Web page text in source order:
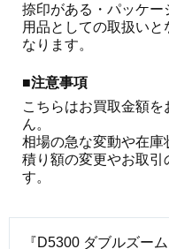
捺印がある・パッケー
用品としての取扱いと
なります。
■注意事項
こちらはお買取金額を
ん。
相場の急な変動や在庫
積り額の変更やお取引
す。
『D5300 ダブルズー